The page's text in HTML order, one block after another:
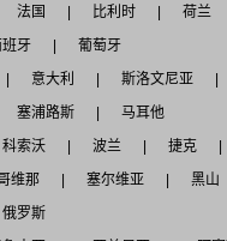
法国 比利时 荷兰
牙
葡萄牙
意大利 斯洛文尼亚
塞浦路斯
马耳他
索沃 波兰 捷克
维那
塞尔维亚 黑山
罗斯